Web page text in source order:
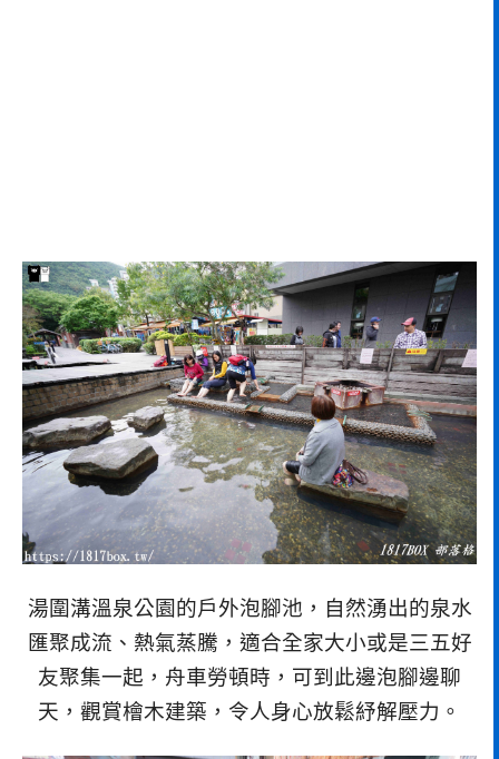
湯圍溝溫泉公園的戶外泡腳池，自然湧出的泉水
匯聚成流、熱氣蒸騰，適合全家大小或是三五好
友聚集一起，舟車勞頓時，可到此邊泡腳邊聊
天，觀賞檜木建築，令人身心放鬆紓解壓力。